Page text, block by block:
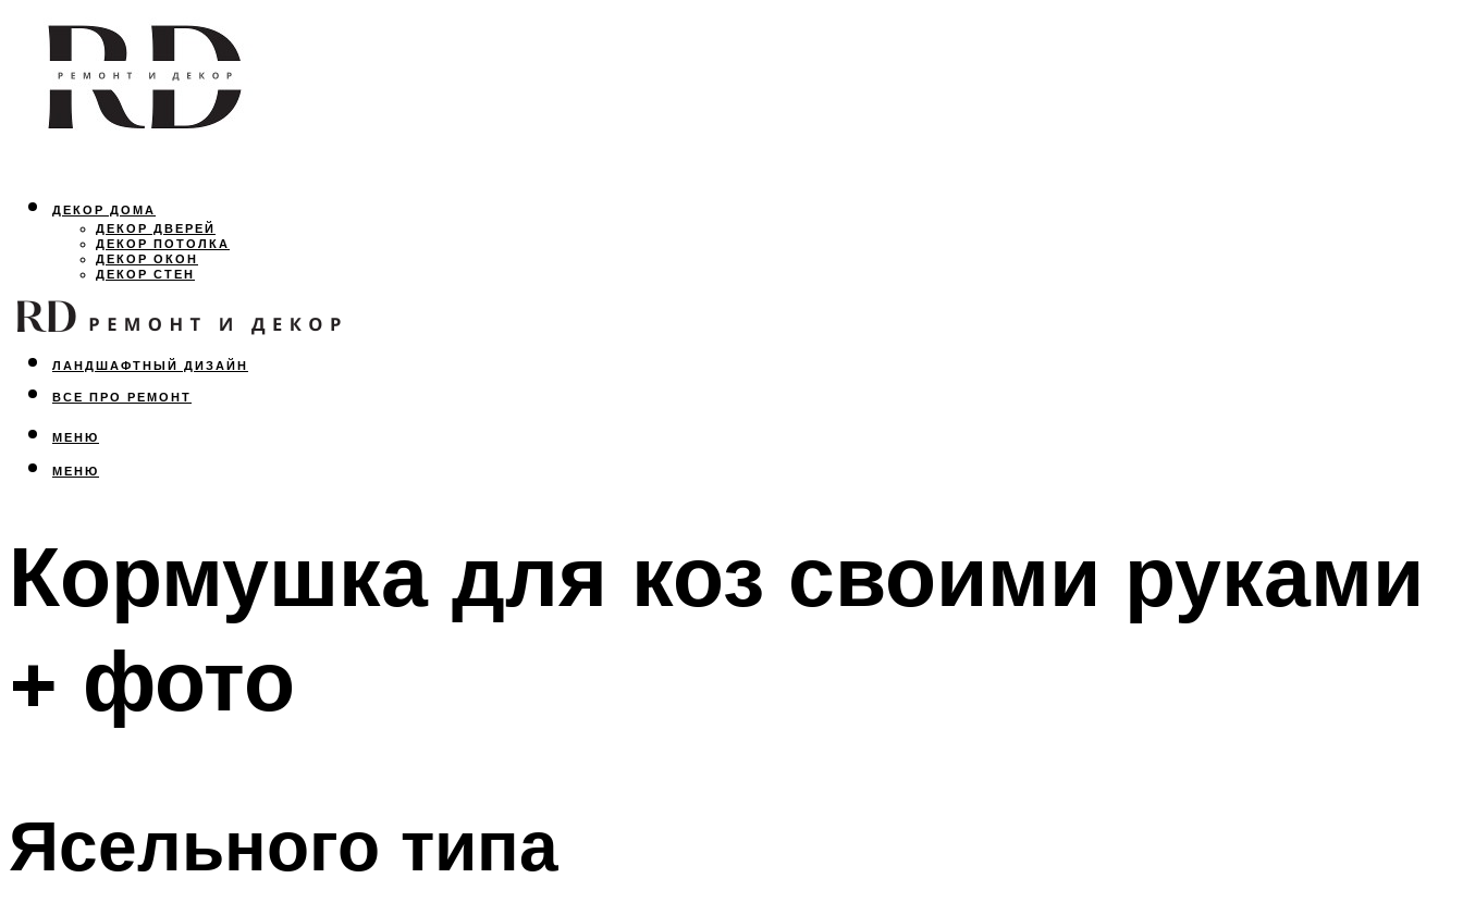
ДЕКОР ДОМА
ДЕКОР ДВЕРЕЙ
ДЕКОР ПОТОЛКА
ДЕКОР ОКОН
ДЕКОР СТЕН
ОСВЕЩЕНИЕ
ДИЗАЙН ИНТЕРЬЕРА
ЛАНДШАФТНЫЙ ДИЗАЙН
ВСЕ ПРО РЕМОНТ
МЕНЮ
МЕНЮ
Кормушка для коз своими руками
+ фото
Ясельного типа